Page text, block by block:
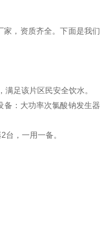
家，资质齐全。下面是我们
足该片区民安全饮水。
：大功率次氯酸钠发生器
，一用一备。